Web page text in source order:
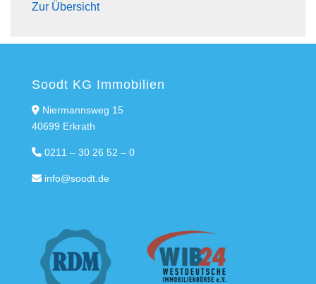
Zur Übersicht
Soodt KG Immobilien
Niermannsweg 15
40699 Erkrath
0211 – 30 26 52 – 0
info@soodt.de